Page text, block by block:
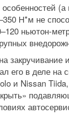
(а
Н*м не
ньютон-
его в деле
и Nissan